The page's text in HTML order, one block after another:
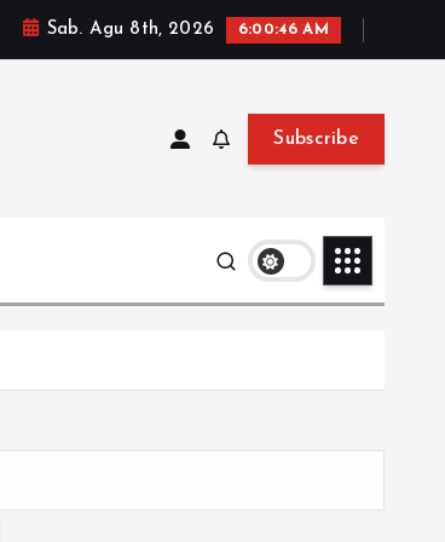
Sab. Agu 8th, 2026 6:00:48 AM
Subscribe